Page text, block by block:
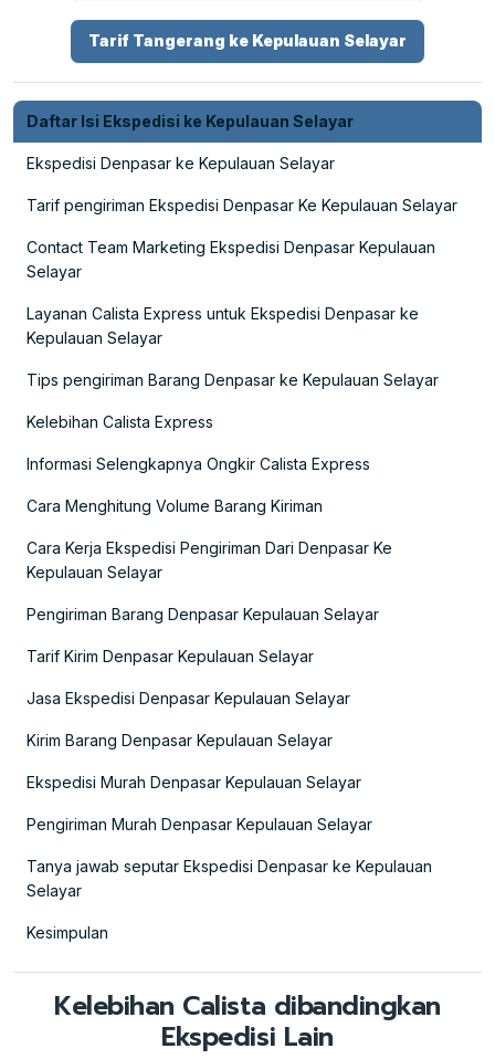
Tarif Tangerang ke Kepulauan Selayar
Daftar Isi Ekspedisi ke Kepulauan Selayar
Ekspedisi Denpasar ke Kepulauan Selayar
Tarif pengiriman Ekspedisi Denpasar Ke Kepulauan Selayar
Contact Team Marketing Ekspedisi Denpasar Kepulauan
Selayar
Layanan Calista Express untuk Ekspedisi Denpasar ke
Kepulauan Selayar
Tips pengiriman Barang Denpasar ke Kepulauan Selayar
Kelebihan Calista Express
Informasi Selengkapnya Ongkir Calista Express
Cara Menghitung Volume Barang Kiriman
Cara Kerja Ekspedisi Pengiriman Dari Denpasar Ke
Kepulauan Selayar
Pengiriman Barang Denpasar Kepulauan Selayar
Tarif Kirim Denpasar Kepulauan Selayar
Jasa Ekspedisi Denpasar Kepulauan Selayar
Kirim Barang Denpasar Kepulauan Selayar
Ekspedisi Murah Denpasar Kepulauan Selayar
Pengiriman Murah Denpasar Kepulauan Selayar
Tanya jawab seputar Ekspedisi Denpasar ke Kepulauan
Selayar
Kesimpulan
Kelebihan Calista dibandingkan
Ekspedisi Lain